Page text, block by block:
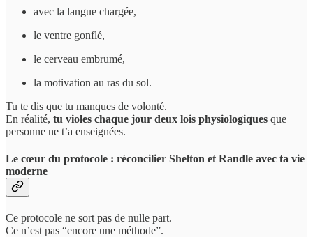
avec la langue chargée,
le ventre gonflé,
le cerveau embrumé,
la motivation au ras du sol.
Tu te dis que tu manques de volonté.
En réalité, tu violes chaque jour deux lois physiologiques que
personne ne t’a enseignées.
Le cœur du protocole : réconcilier Shelton et Randle avec ta vie
moderne
Ce protocole ne sort pas de nulle part.
Ce n’est pas “encore une méthode”.